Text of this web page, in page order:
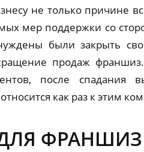
не только причине
мер поддержки со
были закрыть
продаж франшиз.
после спадания
как раз к этим
ФРАНШИЗ